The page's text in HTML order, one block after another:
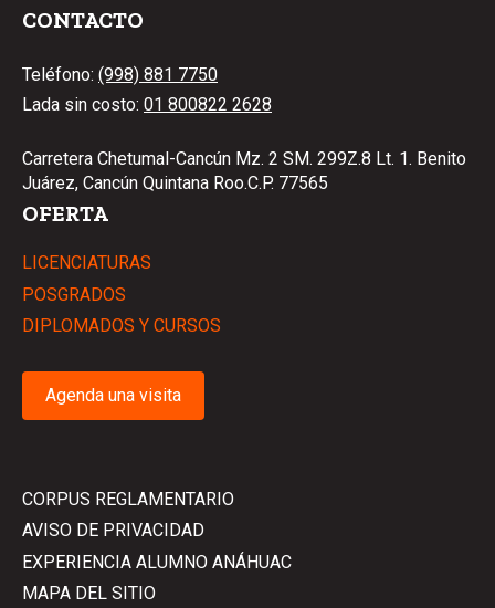
CONTACTO
Teléfono: (998) 881 7750
Lada sin costo: 01 800822 2628
Carretera Chetumal-Cancún Mz. 2 SM. 299Z.8 Lt. 1. Benito
Juárez, Cancún Quintana Roo.C.P. 77565
OFERTA
LICENCIATURAS
POSGRADOS
DIPLOMADOS Y CURSOS
Agenda una visita
CORPUS REGLAMENTARIO
AVISO DE PRIVACIDAD
EXPERIENCIA ALUMNO ANÁHUAC
MAPA DEL SITIO